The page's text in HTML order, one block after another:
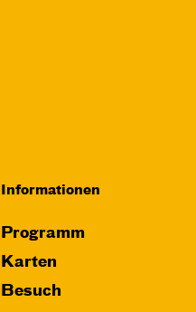
Informationen
Programm
Karten
Besuch